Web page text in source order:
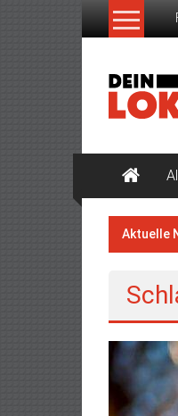
Dein
für
deine
Region
Aktuelle